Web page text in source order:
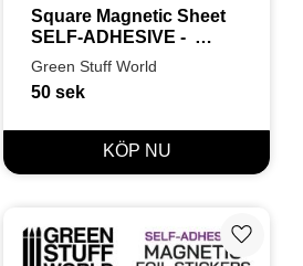
Square Magnetic Sheet
SELF-ADHESIVE -
40x40mm
Green Stuff World
50 sek
i favoriter Lägg